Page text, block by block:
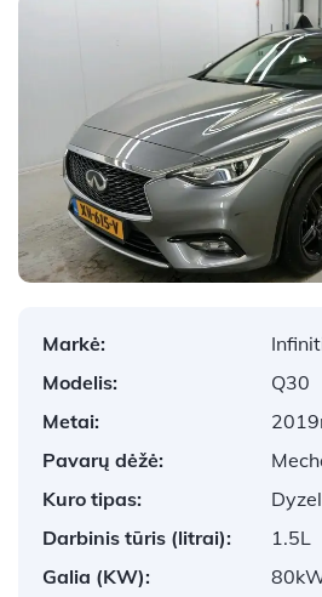
Markė:
Modelis:
Q30
Metai:
Pavarų dėžė:
Kuro tipas:
Darbinis tūris (litrai):
1.5L
Galia (KW):